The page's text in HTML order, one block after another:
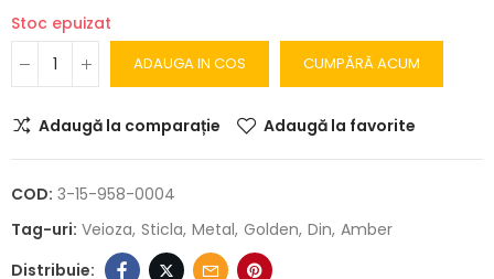
Stoc epuizat
ADAUGA IN COS CUMPĂRĂ ACUM
Adaugă la comparație Adaugă la favorite
COD: 3-15-958-0004
Tag-uri: Veioza Sticla Metal Golden Din Amber